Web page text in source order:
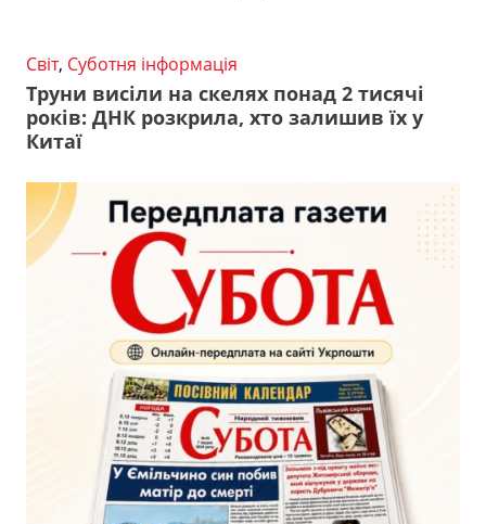
Світ, Суботня інформація
Труни висіли на скелях понад 2 тисячі
років: ДНК розкрила, хто залишив їх у
Китаї